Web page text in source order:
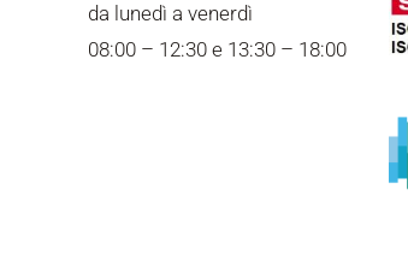
da lunedì a venerdì
08:00 – 12:30 e 13:30 – 18:00